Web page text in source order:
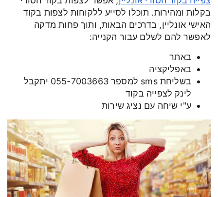
בקלות ומהירות. תוכלו לסייע ללקוחות לצפות בקוד
האישי אונליין, בדרכים הבאות, ותוך פחות מדקה
לאפשר להם לשלם עבור הקנייה:
באתר
באפליקציה
בשליחת sms למספר 055-7003663 יתקבל
לינק לצפייה בקוד
ע"י שיחה עם נציג שירות